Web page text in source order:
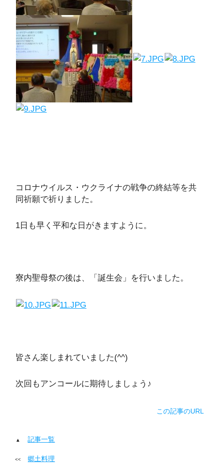
コロナウイルス・ウクライナの戦争の終結等を共
同祈願で祈りました。
1日も早く平和な日がきますように。
寮内聖母祭の後は、「誕生会」を行いました。
皆さん楽しまれていました(^^)
次回もアンコールに期待しましょう♪
この記事のURL
記事一覧
郷土料理